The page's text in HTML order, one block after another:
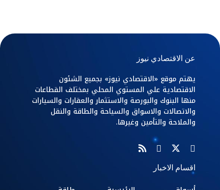
عن الاقتصادي نيوز
يهتم موقع «الاقتصادي نيوز» بجميع الشئون
الاقتصادية علي المستوي المحلي بمختلف القطاعات
منها البنوك والبورصة والاستثمار والعقارات والسيارات
والاتصالات والاسواق والسياحة والطاقة والنقل
والملاحة والتأمين وغيرها.
اقسام الاخبار